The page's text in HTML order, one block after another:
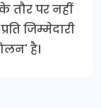
पर नहीं
जिम्मेदारी
है।